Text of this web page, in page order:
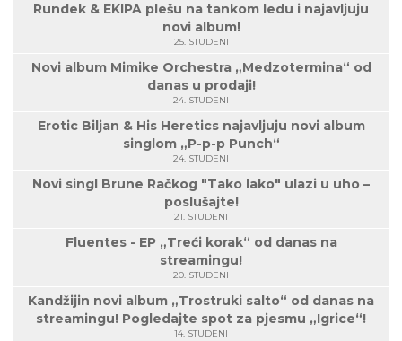
Rundek & EKIPA plešu na tankom ledu i najavljuju
novi album!
25. STUDENI
Novi album Mimike Orchestra „Medzotermina“ od
danas u prodaji!
24. STUDENI
Erotic Biljan & His Heretics najavljuju novi album
singlom „P-p-p Punch“
24. STUDENI
Novi singl Brune Račkog "Tako lako" ulazi u uho –
poslušajte!
21. STUDENI
Fluentes - EP „Treći korak“ od danas na
streamingu!
20. STUDENI
Kandžijin novi album „Trostruki salto“ od danas na
streamingu! Pogledajte spot za pjesmu „Igrice“!
14. STUDENI